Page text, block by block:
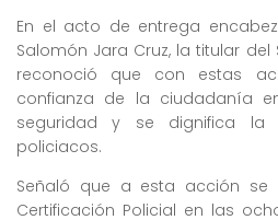
En el acto de entrega
Salomón Jara Cruz, la titular del
reconoció que con estas
confianza de la ciudadanía
seguridad y se dignifica la
policiacos.
Señaló que a esta acción
Certificación Policial en las